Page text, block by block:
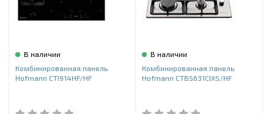
В наличии
Комбинированная панель
Hofmann CTI914HF/HF
В наличии
Комбинированная панель
Hofmann CTBS631CIXS/HF